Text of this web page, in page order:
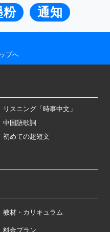
粉 通知
プへ
リスニング「時事中文」
中国語歌詞
初めての超短文
教材・カリキュラム
料金プラン